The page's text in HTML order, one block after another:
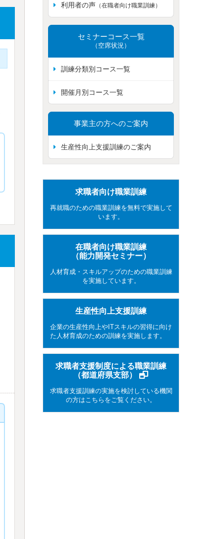
利用者の声 （在職者向け職業訓練）
セミナーコース一覧
（空席状況）
訓練分類別コース一覧
開催月別コース一覧
事業主の方へのご案内
生産性向上支援訓練のご案内
求職者向け職業訓練
再就職のための職業訓練を無料で実施して
います。
在職者向け職業訓練
（能力開発セミナー）
人材育成・スキルアップのための職業訓練
を実施しています。
生産性向上支援訓練
企業の生産性向上やITスキルの習得に向け
た人材育成のための訓練を実施します。
求職者支援制度による職業訓練
（都道府県支部）
求職者支援訓練の実施を検討している機関
の方はこちらをご覧ください。